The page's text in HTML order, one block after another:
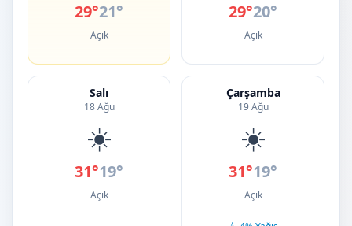
29°21°
Açık
29°20°
Açık
Salı
18 Ağu
☀️
31°19°
Açık
Çarşamba
19 Ağu
☀️
31°19°
Açık